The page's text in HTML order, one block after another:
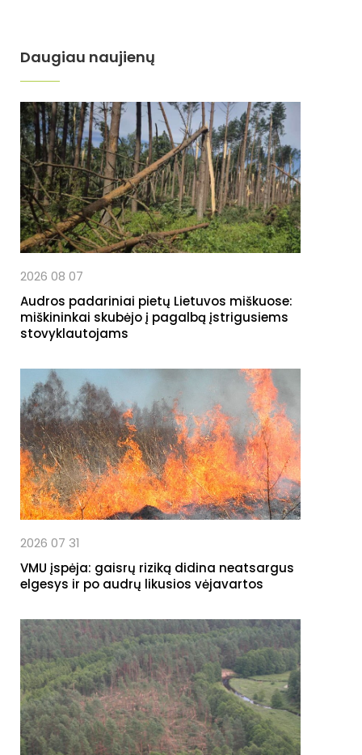
Daugiau naujienų
2026 08 07
Audros padariniai pietų Lietuvos miškuose:
miškininkai skubėjo į pagalbą įstrigusiems
stovyklautojams
2026 07 31
VMU įspėja: gaisrų riziką didina neatsargus
elgesys ir po audrų likusios vėjavartos